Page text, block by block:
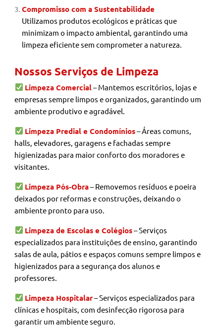
Compromisso com a Sustentabilidade
Utilizamos produtos ecológicos e práticas que
minimizam o impacto ambiental, garantindo uma
limpeza eficiente sem comprometer a natureza.
Nossos Serviços de Limpeza
Limpeza Comercial– Mantemos escritórios, lojas e
empresas sempre limpos e organizados, garantindo um
ambiente produtivo e agradável.
Limpeza Predial e Condomínios– Áreas comuns,
halls, elevadores, garagens e fachadas sempre
higienizadas para maior conforto dos moradores e
visitantes.
Limpeza Pós-Obra– Removemos resíduos e poeira
deixados por reformas e construções, deixando o
ambiente pronto para uso.
Limpeza de Escolas e Colégios– Serviços
especializados para instituições de ensino, garantindo
salas de aula, pátios e espaços comuns sempre limpos e
higienizados para a segurança dos alunos e
professores.
Limpeza Hospitalar– Serviços especializados para
clínicas e hospitais, com desinfecção rigorosa para
garantir um ambiente seguro.